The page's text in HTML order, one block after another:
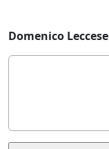
Domenico Leccese